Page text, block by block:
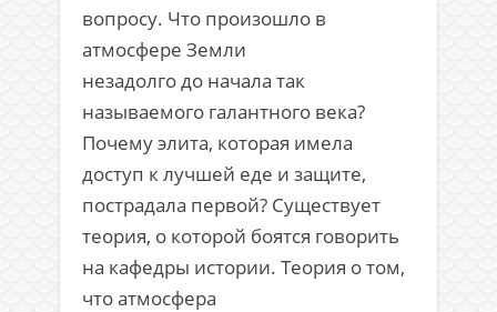
вопросу. Что произошло в
атмосфере Земли
незадолго до начала так
называемого галантного века?
Почему элита, которая имела
доступ к лучшей еде и защите,
пострадала первой? Существует
теория, о которой боятся говорить
на кафедры истории. Теория о том,
что атмосфера